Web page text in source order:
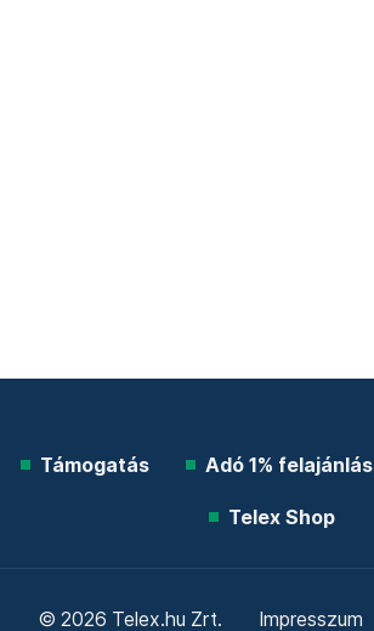
Támogatás Adó 1% felajánlás
Telex Shop
© 2026 Telex.hu Zrt. Impresszum